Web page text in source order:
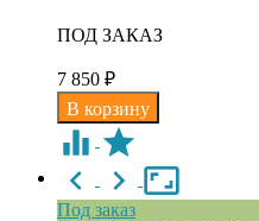
ПОД ЗАКАЗ
7 850 ₽
Под заказ